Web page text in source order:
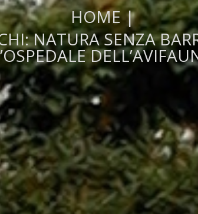
HOME|
NATURA SENZA